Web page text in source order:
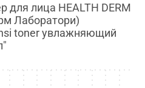
для лица HEALTH DERM
Лаборатори)
toner увлажняющий